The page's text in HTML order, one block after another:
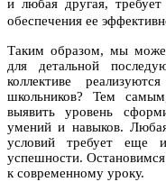
и любая другая,
обеспечения ее
Таким образом, мы
для детальной
коллективе
школьников? Тем
выявить уровень
умений и навыков.
условий требует еще
успешности. Остановимся
к современному уроку.